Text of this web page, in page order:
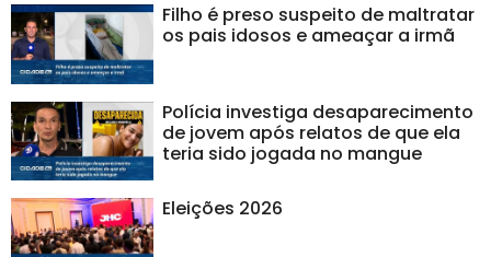
Filho é preso suspeito de maltratar
os pais idosos e ameaçar a irmã
Polícia investiga desaparecimento
de jovem após relatos de que ela
teria sido jogada no mangue
Eleições 2026